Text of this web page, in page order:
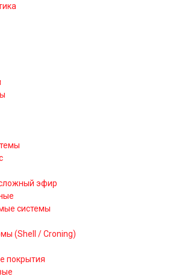
эфир
системы
(Shell / Croning)
покрытия